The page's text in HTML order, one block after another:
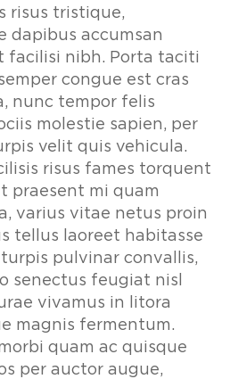
risus tristique,
dapibus accumsan
facilisi nibh. Porta taciti
congue est cras
nunc tempor felis
molestie sapien, per
velit quis vehicula.
risus fames torquent
praesent mi quam
varius vitae netus proin
tellus laoreet habitasse
pulvinar convallis,
senectus feugiat nisl
vivamus in litora
magnis fermentum.
quam ac quisque
per auctor augue,